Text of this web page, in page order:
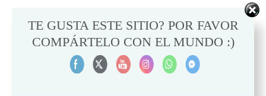
TE GUSTA ESTE SITIO? POR FAVOR
COMPÁRTELO CON EL MUNDO :)